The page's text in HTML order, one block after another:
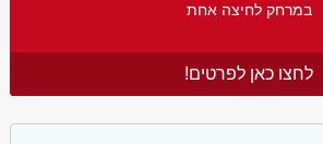
במרחק לחיצה אחת
לחצו כאן לפרטים!